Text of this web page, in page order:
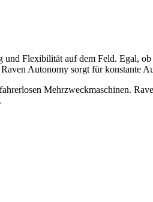
Flexibilität auf dem Feld. Egal,
Autonomy sorgt für konstante
Mehrzweckmaschinen.